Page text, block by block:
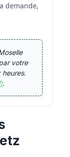
demande,
votre
heures.
.